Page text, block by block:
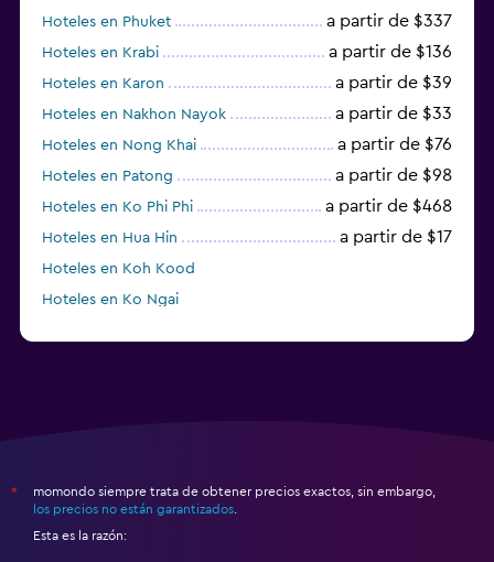
Hoteles en Phuket a partir de $337
Hoteles en Krabi a partir de $136
Hoteles en Karon a partir de $39
Hoteles en Nakhon Nayok a partir de $33
Hoteles en Nong Khai a partir de $76
Hoteles en Patong a partir de $98
Hoteles en Ko Phi Phi a partir de $468
Hoteles en Hua Hin a partir de $17
Hoteles en Koh Kood
Hoteles en Ko Ngai
*
momondo siempre trata de obtener precios exactos, sin embargo,
los precios no están garantizados
Esta es la razón: